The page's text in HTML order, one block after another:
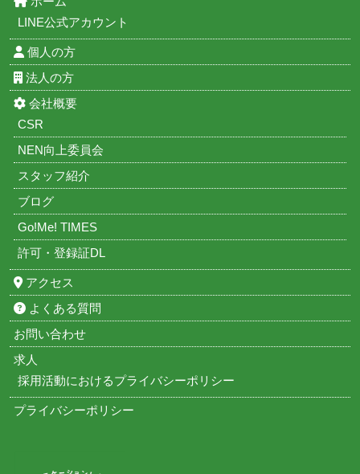
LINE公式アカウント
個人の方
法人の方
会社概要
CSR
NEN向上委員会
スタッフ紹介
ブログ
Go!Me! TIMES
許可・登録証DL
アクセス
よくある質問
お問い合わせ
求人
採用活動におけるプライバシーポリシー
プライバシーポリシー